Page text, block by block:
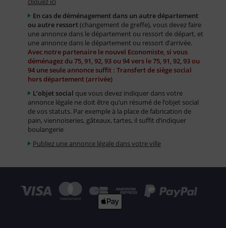
En cas de déménagement dans un autre département
ou autre ressort(changement de greffe), vous devez faire
une annonce dans le département ou ressort de départ, et
une annonce dans le département ou ressort d’arrivée.
Avec notre partenaire le nouvel Economiste, si vous
déménagez du 75, 91, 92, 93 ou 94 vers le 75, 91, 92, 93 ou
94 une seule annonce suffit : Transfert de siège social
hors département (arrivée)
L’objet social que vous devez indiquer dans votre
annonce légale ne doit être qu’un résumé de l’objet social
de vos statuts. Par exemple à la place de fabrication de
pain, viennoiseries, gâteaux, tartes, il suffit d’indiquer
boulangerie
Publiez une annonce légale dans votre ville